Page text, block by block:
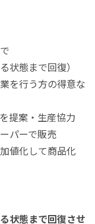
態まで回復）
を行う方の得意な
提案・生産協力
パーで販売
値化して商品化
状態まで回復させ